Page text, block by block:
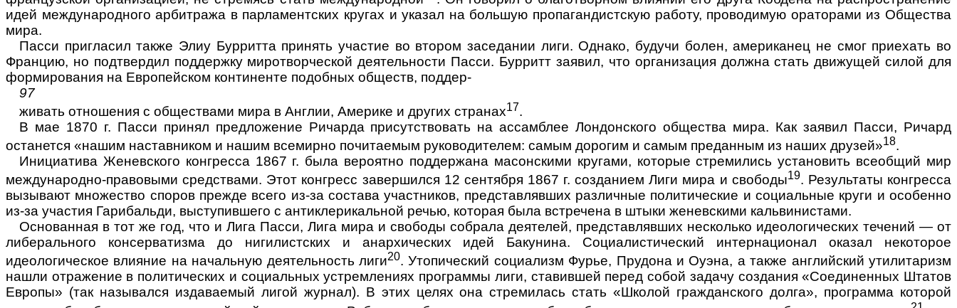
идей международного арбитража в парламентских кругах и ука­зал на большую пропагандистскую работу, проводимую ораторами из Общества
мира.
Пасси пригласил также Элиу Бурритта принять участие во втором заседании лиги. Однако, будучи болен, америка­нец не смог приехать во
Францию, но подтвердил поддерж­ку миротворческой деятельности Пасси. Бурритт заявил, что организация должна стать движущей силой для
формирова­ния на Европейском континенте подобных обществ, поддер-
97
живать отношения с обществами мира в Англии, Америке и других странах17.
В мае 1870 г. Пасси принял предложение Ричарда при­сутствовать на ассамблее Лондонского общества мира. Как заявил Пасси, Ричард
останется «нашим наставником и на­шим всемирно почитаемым руководителем: самым дорогим и самым преданным из наших друзей»18.
Инициатива Женевского конгресса 1867 г. была вероят­но поддержана масонскими кругами, которые стремились установить всеобщий мир
международно-правовыми средст­вами. Этот конгресс завершился 12 сентября 1867 г. созда­нием Лиги мира и свободы19. Результаты конгресса
вызыва­ют множество споровпрежде всего из-за состава участни­ков, представлявших различные политические и социальные круги и особенно
из-за участия Гарибальди, выступившего с антиклерикальной речью, которая была встречена в шты­ки женевскими кальвинистами.
Основанная в тот же год, что и Лига Пасси, Лига мира и свободы собрала деятелей, представлявших несколько идео­логических течений — от
либерального консерватизма до нигилистских и анархических идей Бакунина. Социалисти­ческий интернационал оказал некоторое
идеологическое влияние на начальную деятельность лиги20. Утопический социализм Фурье, Прудона и Оуэна, а также английский ути­литаризм
нашли отражение в политических и социальных устремлениях программы лиги, ставившей перед собой зада­чу создания «Соединенных Штатов
Европы» (так назывался издаваемый лигой журнал). В этих целях она стремилась стать «Школой гражданского долга», программа которой